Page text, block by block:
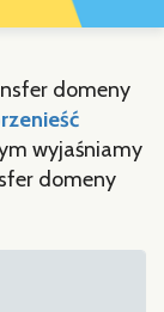
domeny
wyjaśniamy
domeny